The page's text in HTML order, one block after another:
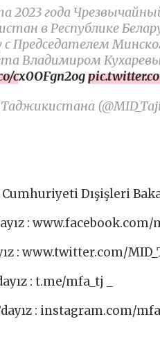
2023 года
в Республике
с Председателем
Владимиром
cx0OFgn2og
Dışişleri
: www.facebook.com/
: www.twitter.com/
: t.me/mfa_tj _
: instagram.com/